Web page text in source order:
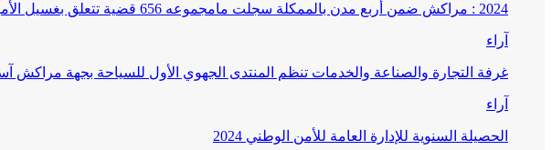
2024 : مراكش ضمن أربع مدن بالممكلة سجلت مامجموعه 656 قضية تتعلق بغسيل الأموال
آراء
غرفة التجارة والصناعة والخدمات تنظم المنتدى الجهوي الأول للسياحة بجهة مراكش
آراء
الحصيلة السنوية للإدارة العامة للأمن الوطني 2024